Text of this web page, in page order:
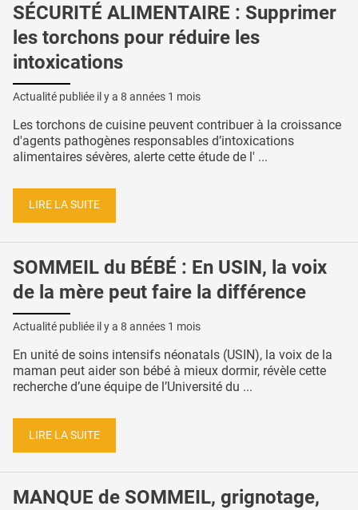
SÉCURITÉ ALIMENTAIRE : Supprimer
les torchons pour réduire les
intoxications
Actualité publiée il y a 8 années 1 mois
Les torchons de cuisine peuvent contribuer à la croissance
d'agents pathogènes responsables d’intoxications
alimentaires sévères, alerte cette étude de l' ...
LIRE LA SUITE
SOMMEIL du BÉBÉ : En USIN, la voix
de la mère peut faire la différence
Actualité publiée il y a 8 années 1 mois
En unité de soins intensifs néonatals (USIN), la voix de la
maman peut aider son bébé à mieux dormir, révèle cette
recherche d’une équipe de l’Université du ...
LIRE LA SUITE
MANQUE de SOMMEIL, grignotage,